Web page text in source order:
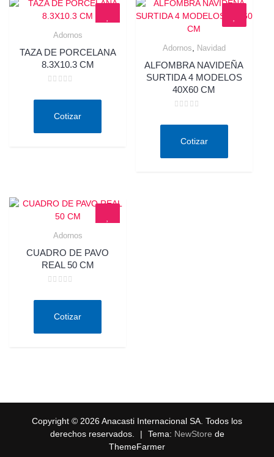
Adornos
TAZA DE PORCELANA
8.3X10.3 CM
deCotizar
Adornos, Navidad
ALFOMBRA NAVIDEÑA
SURTIDA 4 MODELOS
40X60 CM
deCotizar
Adornos
CUADRO DE PAVO
REAL 50 CM
deCotizar
Copyright © 2026 Anacasti Internacional SA. Todos los
derechos reservados.
| Tema: NewStore de
ThemeFarmer